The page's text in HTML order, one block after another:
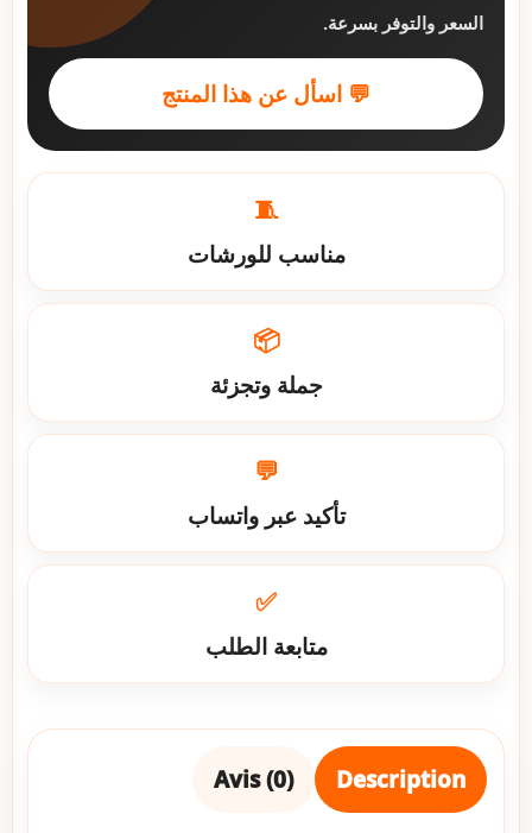
السعر والتوفر بسرعة.
💬 اسأل عن هذا المنتج
🧵
مناسب للورشات
📦
جملة وتجزئة
💬
تأكيد عبر واتساب
✅
متابعة الطلب
Description
Avis (0)